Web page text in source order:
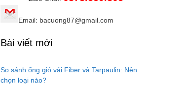
Email: bacuong87@gmail.com
Bài viết mới
So sánh ống gió vải Fiber và Tarpaulin: Nên
chọn loại nào?